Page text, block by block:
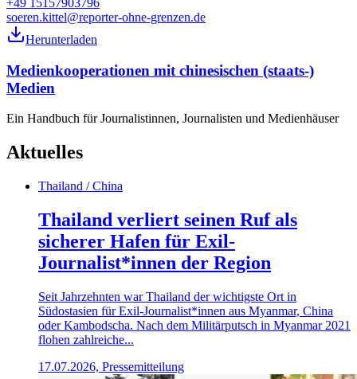
soeren.kittel@reporter-ohne-grenzen.de
Herunterladen
Medienkooperationen mit chinesischen (staats-)
Medien
Ein Handbuch für Journalistinnen, Journalisten und Medienhäuser
Aktuelles
Thailand / China
Thailand verliert seinen Ruf als
sicherer Hafen für Exil-
Journalist*innen der Region
Seit Jahrzehnten war Thailand der wichtigste Ort in
Südostasien für Exil-Journalist*innen aus Myanmar, China
oder Kambodscha. Nach dem Militärputsch in Myanmar 2021
flohen zahlreiche...
17.07.2026, Pressemitteilung